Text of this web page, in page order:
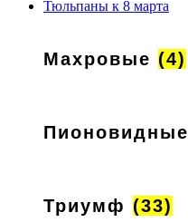
Тюльпаны к 8 марта
Махровые (4)
Пионовидные
Триумф (33)